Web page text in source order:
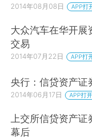
2014年08月08日 APP打
大众汽车在华开展
交易
2014年07月22日 APP打
央行：信贷资产证
2014年06月17日 APP打开
上交所信贷资产证
幕后